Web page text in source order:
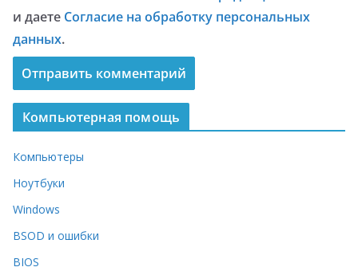
и даете Согласие на обработку персональных
данных.
Компьютерная помощь
Компьютеры
Ноутбуки
Windows
BSOD и ошибки
BIOS